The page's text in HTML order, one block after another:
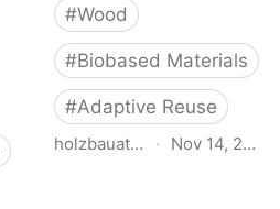
#Wood
#Biobased Materials
#Adaptive Reuse
holzbauatlas.de
· Nov 14, 2025